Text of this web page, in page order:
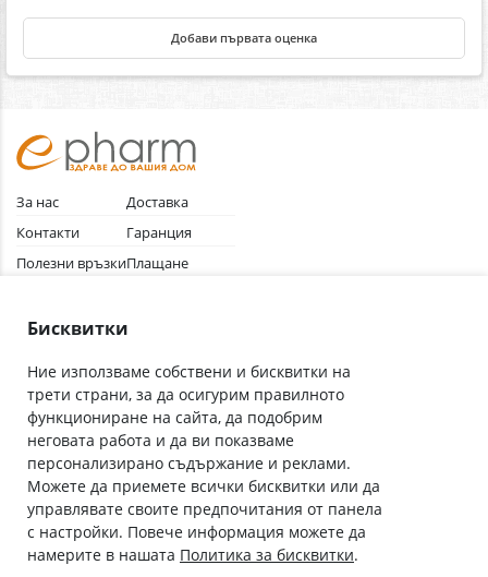
Добави първата оценка
За нас
Контакти
Полезни връзки
Общи условия
Доставка
Гаранция
Плащане
Абонирай се за нашия бюлетин
С абонамента се съгласявам сПолитиката за лични данни.
Онлайн аптека, част от аптеки „Ванчева“
Бисквитки
Ние използваме собствени и бисквитки на
трети страни, за да осигурим правилното
функциониране на сайта, да подобрим
неговата работа и да ви показваме
персонализирано съдържание и реклами.
Можете да приемете всички бисквитки или да
управлявате своите предпочитания от панела
с настройки. Повече информация можете да
намерите в нашата Политика за бисквитки.